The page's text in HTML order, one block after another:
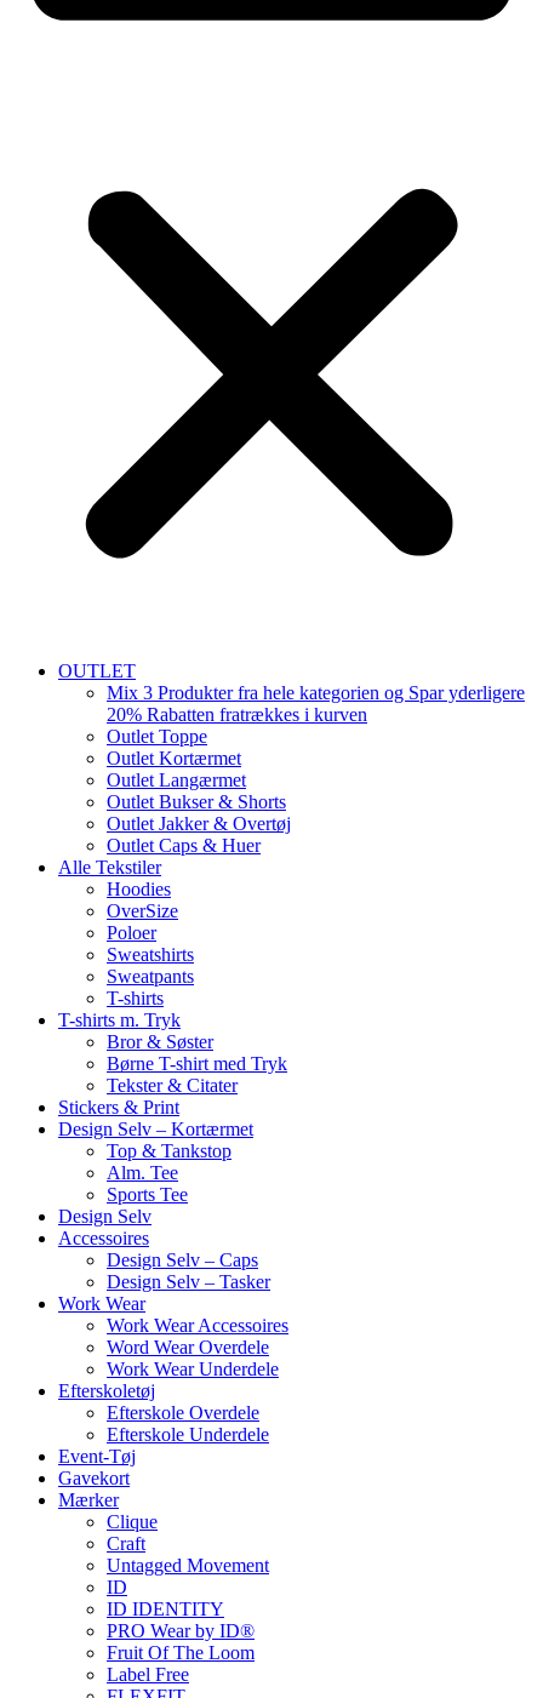
OUTLET
Mix 3 Produkter fra hele kategorien og Spar yderligere
20% Rabatten fratrækkes i kurven
Outlet Toppe
Outlet Kortærmet
Outlet Langærmet
Outlet Bukser & Shorts
Outlet Jakker & Overtøj
Outlet Caps & Huer
Alle Tekstiler
Hoodies
OverSize
Poloer
Sweatshirts
Sweatpants
T-shirts
T-shirts m. Tryk
Bror & Søster
Børne T-shirt med Tryk
Tekster & Citater
Stickers & Print
Design Selv – Kortærmet
Top & Tankstop
Alm. Tee
Sports Tee
Design Selv
Accessoires
Design Selv – Caps
Design Selv – Tasker
Work Wear
Work Wear Accessoires
Word Wear Overdele
Work Wear Underdele
Efterskoletøj
Efterskole Overdele
Efterskole Underdele
Event-Tøj
Gavekort
Mærker
Clique
Craft
Untagged Movement
ID
ID IDENTITY
PRO Wear by ID®
Fruit Of The Loom
Label Free